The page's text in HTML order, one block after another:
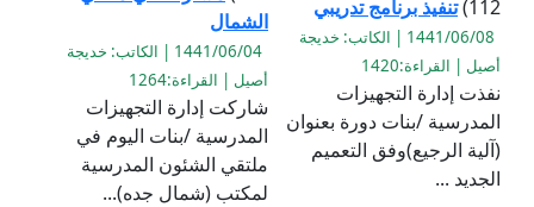
112) تنفيذ برنامج تدريبي
1441/06/08 | الكاتب: خديجة
أصيل | القراءة:1420
نفذت إدارة التجهيزات
المدرسية /بنات دورة بعنوان
(آلية الرجيع)وفق التعميم
الجديد ...
الشمال
1441/06/04 | الكاتب: خديجة
أصيل | القراءة:1264
شاركت إدارة التجهيزات
المدرسية /بنات اليوم في
ملتقي الشئون المدرسية
لمكتب (شمال جده)...